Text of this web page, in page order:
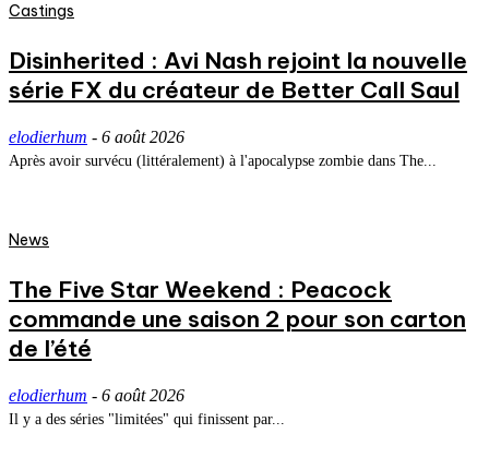
Castings
Disinherited : Avi Nash rejoint la nouvelle
série FX du créateur de Better Call Saul
elodierhum - 6 août 2026
Après avoir survécu (littéralement) à l'apocalypse zombie dans The...
News
The Five Star Weekend : Peacock
commande une saison 2 pour son carton
de l’été
elodierhum - 6 août 2026
Il y a des séries "limitées" qui finissent par...